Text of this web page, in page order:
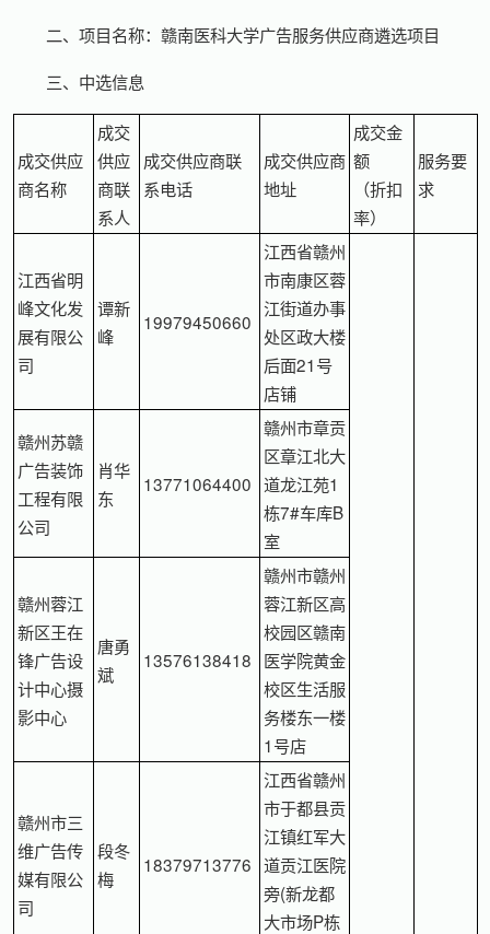
二、项目名称：赣南医科大学广告服务供应商遴选项目
三、中选信息
成交供应
商名称
成交
供应
商联
系人
成交供应商联
系电话
成交供应商
地址
成交金
额
（折扣
率）
服务要
求
江西省明
峰文化发
展有限公
司
谭新
峰
19979450660
江西省赣州
市南康区蓉
江街道办事
处区政大楼
后面21号
店铺
赣州苏赣
广告装饰
工程有限
公司
肖华
东
13771064400
赣州市章贡
区章江北大
道龙江苑1
栋7#车库B
室
赣州蓉江
新区王在
锋广告设
计中心摄
影中心
唐勇
斌
13576138418
赣州市赣州
蓉江新区高
校园区赣南
医学院黄金
校区生活服
务楼东一楼
1号店
赣州市三
维广告传
媒有限公
司
段冬
梅
18379713776
江西省赣州
市于都县贡
江镇红军大
道贡江医院
旁(新龙都
大市场P栋